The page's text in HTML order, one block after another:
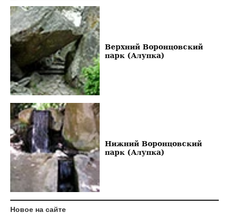
Верхний Воронцовский
парк (Алупка)
Нижний Воронцовский
парк (Алупка)
Новое на сайте